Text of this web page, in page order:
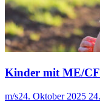
Kinder mit ME/
m/s24. Oktober 2025